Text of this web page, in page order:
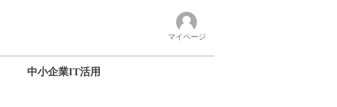
マイページ
中小企業IT活用